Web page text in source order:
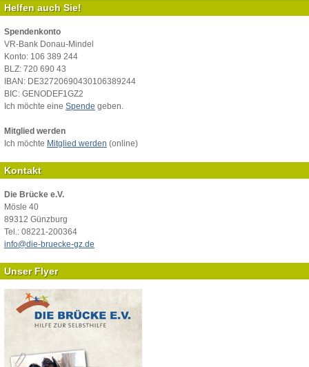
Helfen auch Sie!
Spendenkonto
VR-Bank Donau-Mindel
Konto: 106 389 244
BLZ: 720 690 43
IBAN: DE32720690430106389244
BIC: GENODEF1GZ2
Ich möchte eine Spende geben.
Mitglied werden
Ich möchte Mitglied werden (online)
Kontakt
Die Brücke e.V.
Mösle 40
89312 Günzburg
Tel.: 08221-200364
info@die-bruecke-gz.de
Unser Flyer